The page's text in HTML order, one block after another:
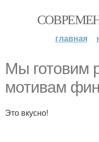
главная
Мы готовим
мотивам
Это вкусно!